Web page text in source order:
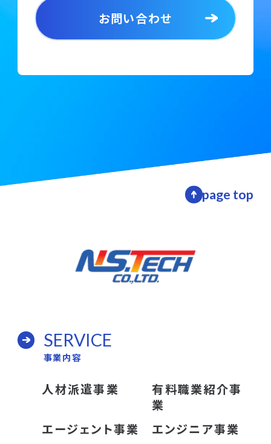
お問い合わせ
page top
SERVICE
事業内容
人材派遣事業
有料職業紹介事
業
エージェント事業
エンジニア事業